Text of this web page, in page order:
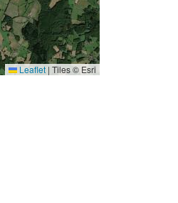
Leaflet | Tiles © Esri